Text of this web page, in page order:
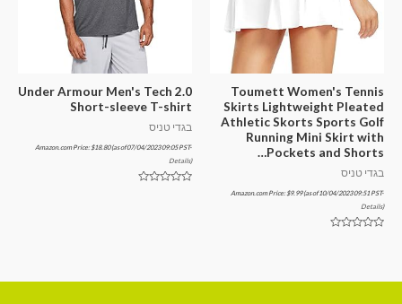
Toumett Women's Tennis
Skirts Lightweight Pleated
Athletic Skorts Sports Golf
Running Mini Skirt with
Pockets and Shorts…
בגדי טניס
Amazon.com Price: $9.99(as of 10/04/2023 09:51 PST-
Details)
Under Armour Men's Tech 2.0
Short-sleeve T-shirt
בגדי טניס
Amazon.com Price: $18.80(as of 07/04/2023 09:05 PST-
Details)